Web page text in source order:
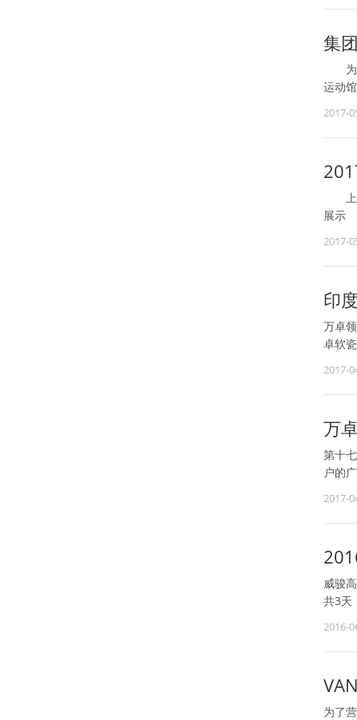
集
为丰
运动
2017-
上
展示
2017-
印
万卓
卓软
2017-
万
第十
户的
2017-
威骏
共3天
2016-
为了